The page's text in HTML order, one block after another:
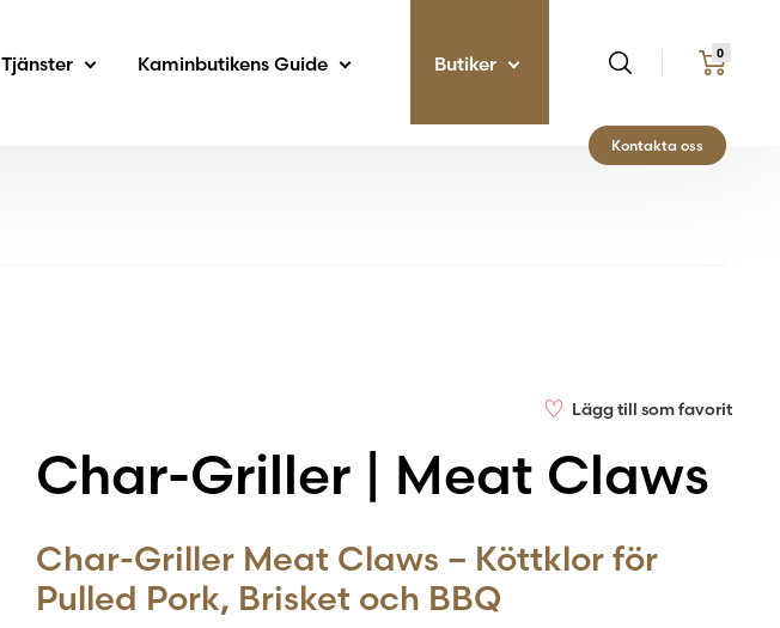
Tjänster Kaminbutikens Guide Butiker
0
Kontakta oss
♡ Lägg till som favorit
Char-Griller | Meat Claws
Char-Griller Meat Claws – Köttklor för
Pulled Pork, Brisket och BBQ